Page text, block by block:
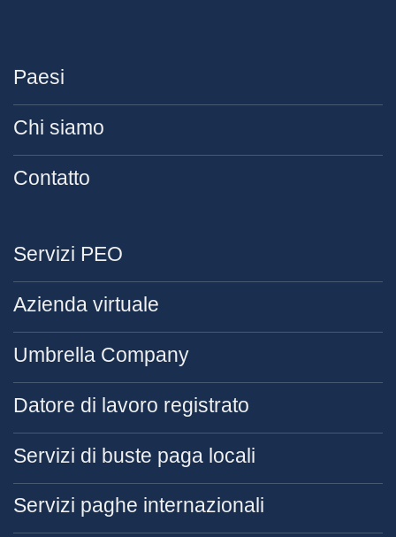
Paesi
Chi siamo
Contatto
Servizi PEO
Azienda virtuale
Umbrella Company
Datore di lavoro registrato
Servizi di buste paga locali
Servizi paghe internazionali